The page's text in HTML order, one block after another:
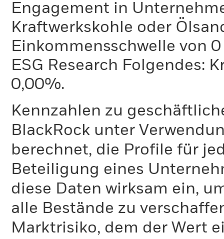
Engagement in
Kraftwerkskohle oder
Einkommensschwelle von
ESG Research Folgendes:
0,00%.
Kennzahlen zu
BlackRock unter
berechnet, die Profile für
Beteiligung eines
diese Daten wirksam ein,
alle Bestände zu
Marktrisiko, dem der Wert